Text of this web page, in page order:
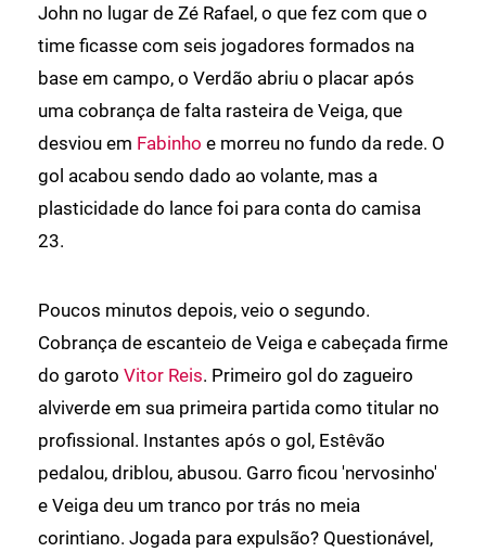
John no lugar de Zé Rafael, o que fez com que o
time ficasse com seis jogadores formados na
base em campo, o Verdão abriu o placar após
uma cobrança de falta rasteira de Veiga, que
desviou em Fabinho e morreu no fundo da rede. O
gol acabou sendo dado ao volante, mas a
plasticidade do lance foi para conta do camisa
23.
Poucos minutos depois, veio o segundo.
Cobrança de escanteio de Veiga e cabeçada firme
do garoto Vitor Reis. Primeiro gol do zagueiro
alviverde em sua primeira partida como titular no
profissional. Instantes após o gol, Estêvão
pedalou, driblou, abusou. Garro ficou 'nervosinho'
e Veiga deu um tranco por trás no meia
corintiano. Jogada para expulsão? Questionável,